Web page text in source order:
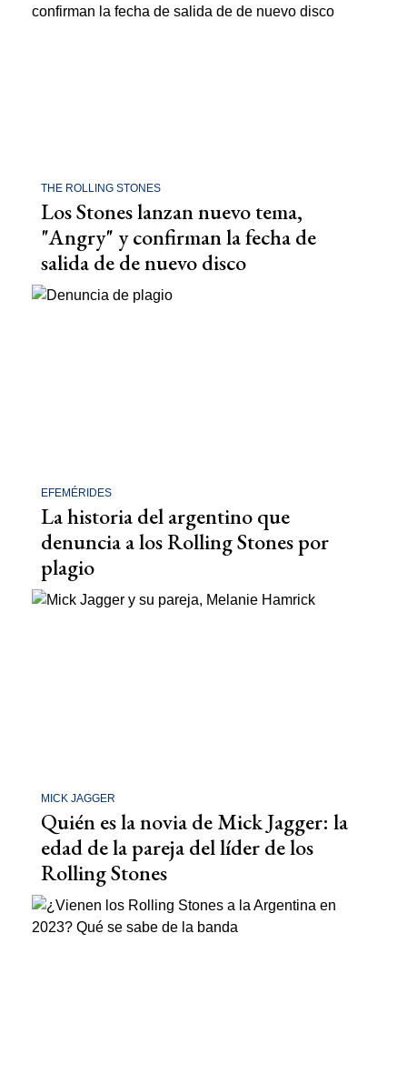
THE ROLLING STONES
Los Stones lanzan nuevo tema,
"Angry" y confirman la fecha de
salida de de nuevo disco
EFEMÉRIDES
La historia del argentino que
denuncia a los Rolling Stones por
plagio
MICK JAGGER
Quién es la novia de Mick Jagger: la
edad de la pareja del líder de los
Rolling Stones